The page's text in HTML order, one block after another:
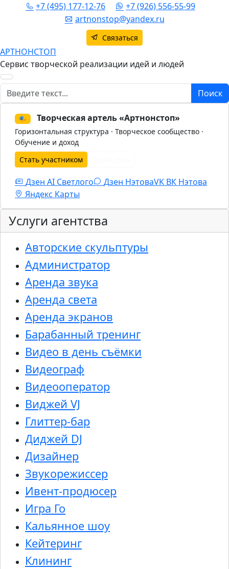
+7 (495) 177-12-76
+7 (926) 556-55-99
artnonstop@yandex.ru
Связаться
АРТНОНСТОП
Сервис творческой реализации идей и людей
Поиск Поиск
🎭 Творческая артель «Артнонстоп»
Горизонтальная структура · Творческое сообщество ·
Обучение и доход
Стать участником
Дзен AI Светлого Дзен НэтоваVK ВК Нэтова
Яндекс Карты
Услуги агентства
Авторские скульптуры
Администратор
Аренда звука
Аренда света
Аренда экранов
Барабанный тренинг
Видео в день съёмки
Видеограф
Видеооператор
Виджей VJ
Глиттер-бар
Диджей DJ
Дизайнер
Звукорежиссер
Ивент-продюсер
Игра Го
Кальянное шоу
Кейтеринг
Клининг